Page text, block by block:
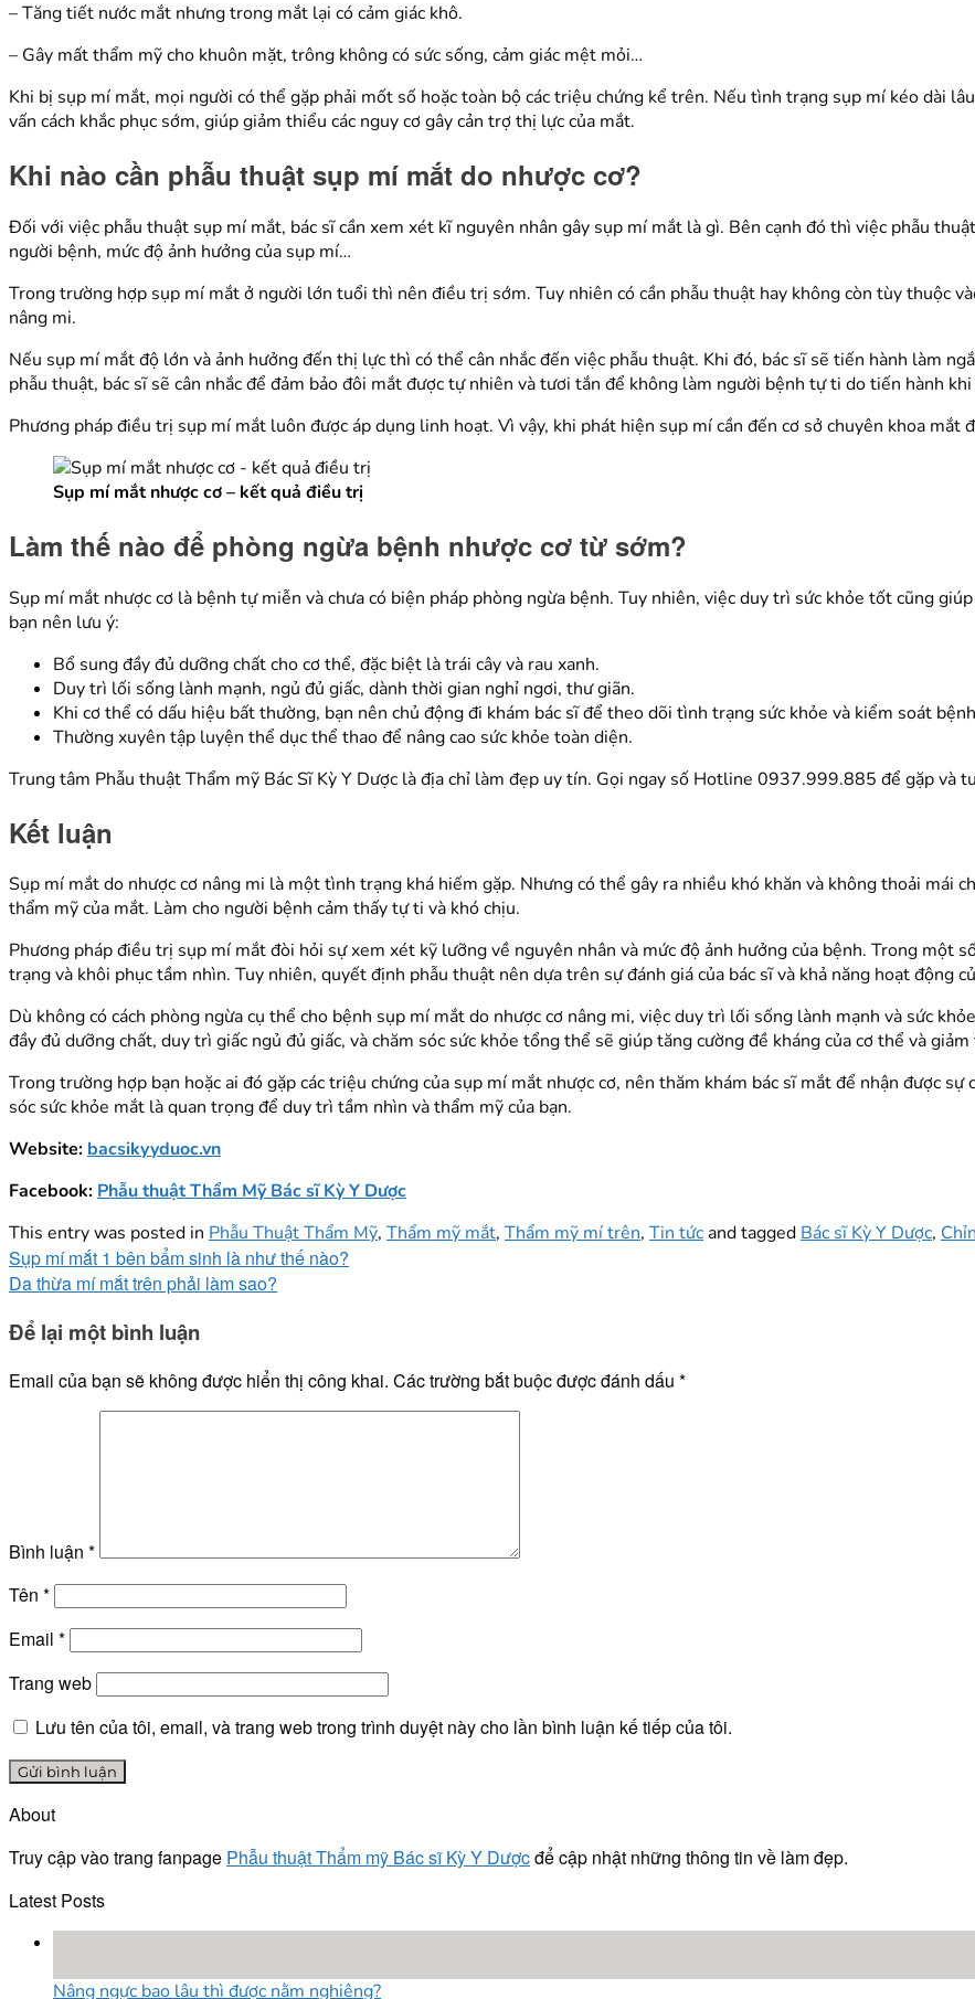
– Tăng tiết nước mắt nhưng trong mắt lại có cảm giác khô.
– Gây mất thẩm mỹ cho khuôn mặt, trông không có sức sống, cảm giác mệt mỏi…
Khi bị sụp mí mắt, mọi người có thể gặp phải mốt số hoặc toàn bộ các triệu chứng kể trên. Nếu tình trạng sụp mí kéo dài
vấn cách khắc phục sớm, giúp giảm thiểu các nguy cơ gây cản trợ thị lực của mắt.
Khi nào cần phẫu thuật sụp mí mắt do nhược cơ?
Đối với việc phẫu thuật sụp mí mắt, bác sĩ cần xem xét kĩ nguyên nhân gây sụp mí mắt là gì. Bên cạnh đó thì việc phẫu
người bệnh, mức độ ảnh hưởng của sụp mí…
Trong trường hợp sụp mí mắt ở người lớn tuổi thì nên điều trị sớm. Tuy nhiên có cần phẫu thuật hay không còn tùy thuộc
nâng mi.
Nếu sụp mí mắt độ lớn và ảnh hưởng đến thị lực thì có thể cân nhắc đến việc phẫu thuật. Khi đó, bác sĩ sẽ tiến hành làm
phẫu thuật, bác sĩ sẽ cân nhắc để đảm bảo đôi mắt được tự nhiên và tươi tắn để không làm người bệnh tự ti do tiến hành
Phương pháp điều trị sụp mí mắt luôn được áp dụng linh hoạt. Vì vậy, khi phát hiện sụp mí cần đến cơ sở chuyên khoa mắt
Sụp mí mắt nhược cơ – kết quả điều trị
Làm thế nào để phòng ngừa bệnh nhược cơ từ sớm?
Sụp mí mắt nhược cơ là bệnh tự miễn và chưa có biện pháp phòng ngừa bệnh. Tuy nhiên, việc duy trì sức khỏe tốt cũng
bạn nên lưu ý:
Bổ sung đầy đủ dưỡng chất cho cơ thể, đặc biệt là trái cây và rau xanh.
Duy trì lối sống lành mạnh, ngủ đủ giấc, dành thời gian nghỉ ngơi, thư giãn.
Khi cơ thể có dấu hiệu bất thường, bạn nên chủ động đi khám bác sĩ để theo dõi tình trạng sức khỏe và kiểm soát
Thường xuyên tập luyện thể dục thể thao để nâng cao sức khỏe toàn diện.
Trung tâm Phẫu thuật Thẩm mỹ Bác Sĩ Kỳ Y Dược là địa chỉ làm đẹp uy tín. Gọi ngay số Hotline 0937.999.885 để gặp và
Kết luận
Sụp mí mắt do nhược cơ nâng mi là một tình trạng khá hiếm gặp. Nhưng có thể gây ra nhiều khó khăn và không thoải mái
thẩm mỹ của mắt. Làm cho người bệnh cảm thấy tự ti và khó chịu.
Phương pháp điều trị sụp mí mắt đòi hỏi sự xem xét kỹ lưỡng về nguyên nhân và mức độ ảnh hưởng của bệnh. Trong một
trạng và khôi phục tầm nhìn. Tuy nhiên, quyết định phẫu thuật nên dựa trên sự đánh giá của bác sĩ và khả năng hoạt động
Dù không có cách phòng ngừa cụ thể cho bệnh sụp mí mắt do nhược cơ nâng mi, việc duy trì lối sống lành mạnh và sức
đầy đủ dưỡng chất, duy trì giấc ngủ đủ giấc, và chăm sóc sức khỏe tổng thể sẽ giúp tăng cường đề kháng của cơ thể và
Trong trường hợp bạn hoặc ai đó gặp các triệu chứng của sụp mí mắt nhược cơ, nên thăm khám bác sĩ mắt để nhận được
sóc sức khỏe mắt là quan trọng để duy trì tầm nhìn và thẩm mỹ của bạn.
Website:bacsikyyduoc.vn
Facebook:Phẫu thuật Thẩm Mỹ Bác sĩ Kỳ Y Dược
This entry was posted in Phẫu Thuật Thẩm Mỹ, Thẩm mỹ mắt, Thẩm mỹ mí trên, Tin tứcand taggedBác sĩ Kỳ Y Dược,
Sụp mí mắt 1 bên bẩm sinh là như thế nào?
Da thừa mí mắt trên phải làm sao?
Để lại một bình luận
Email của bạn sẽ không được hiển thị công khai. Các trường bắt buộc được đánh dấu *
Bình luận *
Tên *
Email *
Trang web
Lưu tên của tôi, email, và trang web trong trình duyệt này cho lần bình luận kế tiếp của tôi.
About
Truy cập vào trang fanpage Phẫu thuật Thẩm mỹ Bác sĩ Kỳ Y Dượcđể cập nhật những thông tin về làm đẹp.
Latest Posts
Nâng ngực bao lâu thì được nằm nghiêng?